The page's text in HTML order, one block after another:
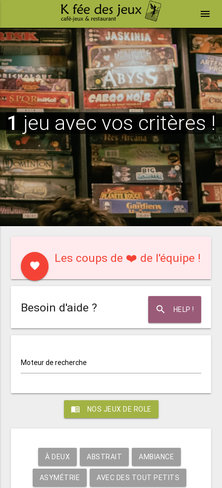
menu
1 jeu avec vos critères !
favorite
Les coups de ❤️ de l'équipe !
search HELP !
Besoin d'aide ?
Moteur de recherche
menu_book NOS JEUX DE ROLE
À DEUX ABSTRAIT AMBIANCE
ASYMÉTRIE AVEC DES TOUT PETITS